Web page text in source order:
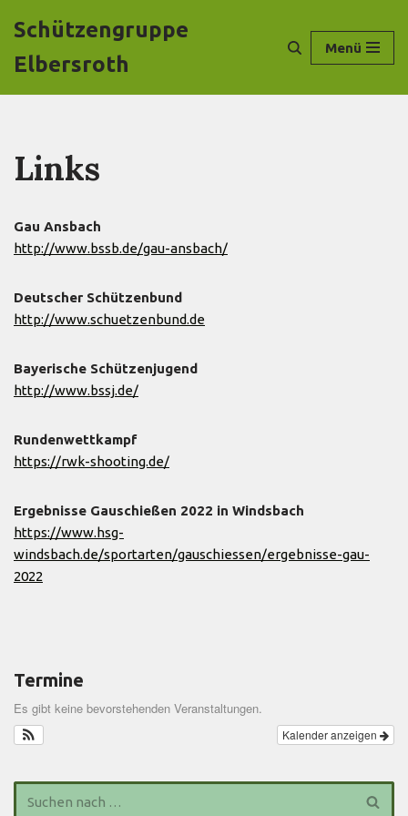
Inhalt
springen
Schützengruppe
Elbersroth
Menü
Links
Gau Ansbach
http://www.bssb.de/gau-ansbach/
Deutscher Schützenbund
http://www.schuetzenbund.de
Bayerische Schützenjugend
http://www.bssj.de/
Rundenwettkampf
https://rwk-shooting.de/
Ergebnisse Gauschießen 2022 in Windsbach
https://www.hsg-
windsbach.de/sportarten/gauschiessen/ergebnisse-gau-
2022
Termine
Es gibt keine bevorstehenden Veranstaltungen.
Kalender anzeigen